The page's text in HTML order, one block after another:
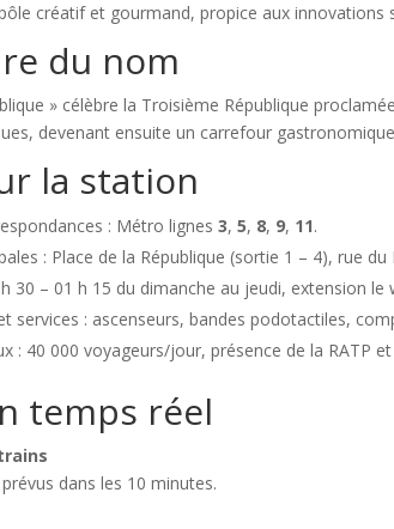
créatif et gourmand, propice aux innovations
du nom
» célèbre la Troisième République
devenant ensuite un carrefour
la station
: Métro lignes3,5, 8, 9, 11.
: Place de la République (sortie 1 – 4), rue
30 – 01 h 15 du dimanche au jeudi, extension le
services : ascenseurs, bandes podotactiles,
: 40 000 voyageurs/jour, présence de la RATP
temps réel
dans les 10 minutes.